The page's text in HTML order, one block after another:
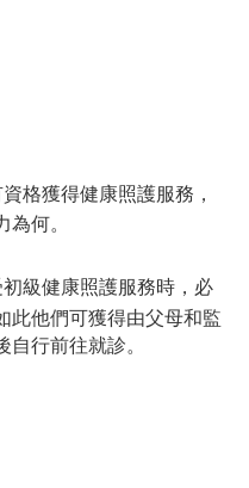
格獲得健康照護服務，
何。
級健康照護服務時，必
此他們可獲得由父母和監
行前往就診。